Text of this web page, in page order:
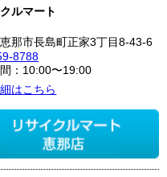
ルマート
那市長島町正家3丁目8-43-6
8788
：10:00〜19:00
はこちら